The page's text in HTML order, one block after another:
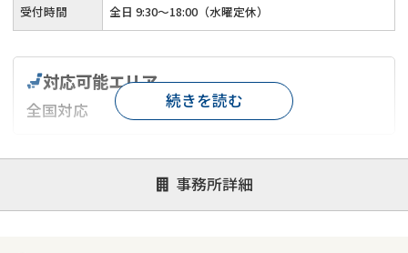
受付時間 全日 9:30～18:00（水曜定休）
事務所詳細
対応可能エリア
全国対応
対応が親身 オンライン面談可能
レスポンスが早い
1億円以上の買取可
続きを読む